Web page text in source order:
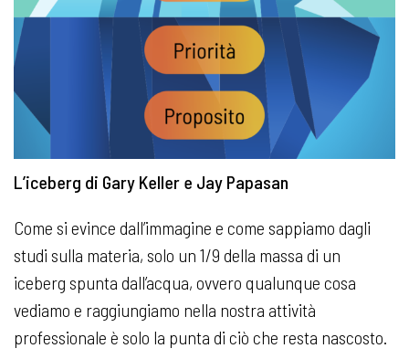
L’iceberg di Gary Keller e Jay Papasan
Come si evince dall’immagine e come sappiamo dagli
studi sulla materia, solo un 1/9 della massa di un
iceberg spunta dall’acqua, ovvero qualunque cosa
vediamo e raggiungiamo nella nostra attività
professionale è solo la punta di ciò che resta nascosto.